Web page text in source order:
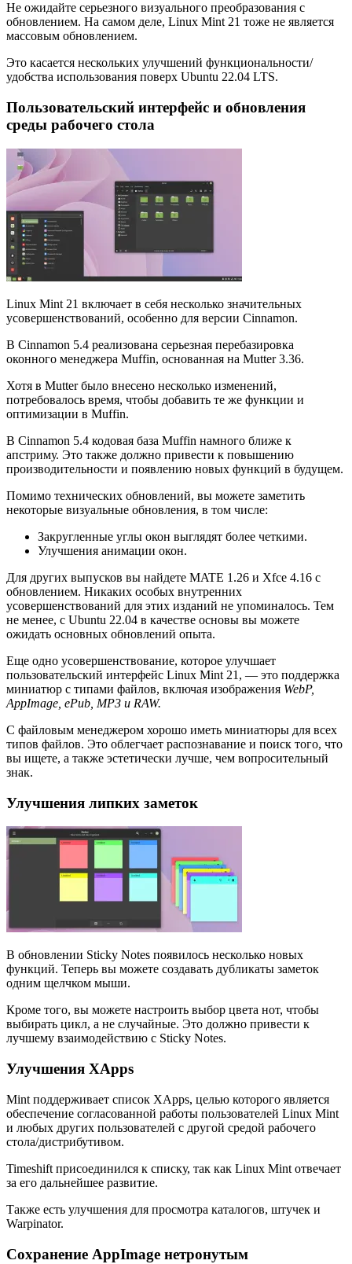
Не ожидайте серьезного визуального преобразования с
обновлением. На самом деле, Linux Mint 21 тоже не является
массовым обновлением.
Это касается нескольких улучшений функциональности/
удобства использования поверх Ubuntu 22.04 LTS.
Пользовательский интерфейс и обновления
среды рабочего стола
Linux Mint 21 включает в себя несколько значительных
усовершенствований, особенно для версии Cinnamon.
В Cinnamon 5.4 реализована серьезная перебазировка
оконного менеджера Muffin, основанная на Mutter 3.36.
Хотя в Mutter было внесено несколько изменений,
потребовалось время, чтобы добавить те же функции и
оптимизации в Muffin.
В Cinnamon 5.4 кодовая база Muffin намного ближе к
апстриму. Это также должно привести к повышению
производительности и появлению новых функций в будущем.
Помимо технических обновлений, вы можете заметить
некоторые визуальные обновления, в том числе:
Закругленные углы окон выглядят более четкими.
Улучшения анимации окон.
Для других выпусков вы найдете MATE 1.26 и Xfce 4.16 с
обновлением. Никаких особых внутренних
усовершенствований для этих изданий не упоминалось. Тем
не менее, с Ubuntu 22.04 в качестве основы вы можете
ожидать основных обновлений опыта.
Еще одно усовершенствование, которое улучшает
пользовательский интерфейс Linux Mint 21, — это поддержка
миниатюр с типами файлов, включая изображения WebP,
AppImage, ePub, MP3 и RAW.
С файловым менеджером хорошо иметь миниатюры для всех
типов файлов. Это облегчает распознавание и поиск того, что
вы ищете, а также эстетически лучше, чем вопросительный
знак.
Улучшения липких заметок
В обновлении Sticky Notes появилось несколько новых
функций. Теперь вы можете создавать дубликаты заметок
одним щелчком мыши.
Кроме того, вы можете настроить выбор цвета нот, чтобы
выбирать цикл, а не случайные. Это должно привести к
лучшему взаимодействию с Sticky Notes.
Улучшения XApps
Mint поддерживает список XApps, целью которого является
обеспечение согласованной работы пользователей Linux Mint
и любых других пользователей с другой средой рабочего
стола/дистрибутивом.
Timeshift присоединился к списку, так как Linux Mint отвечает
за его дальнейшее развитие.
Также есть улучшения для просмотра каталогов, штучек и
Warpinator.
Сохранение AppImage нетронутым